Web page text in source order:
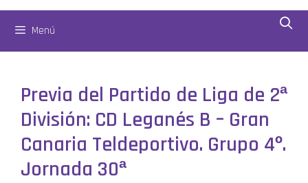
Menú
Previa del Partido de Liga de 2ª
División: CD Leganés B – Gran
Canaria Teldeportivo. Grupo 4º.
Jornada 30ª